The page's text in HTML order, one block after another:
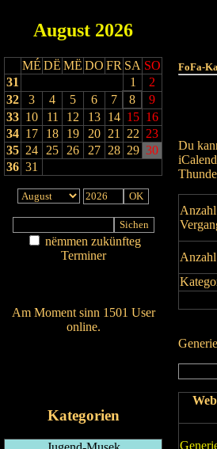
August 2026
MÉ DË MË DO FR SA SO
31
1
2
32
3 4 5 6 7 8
9
33 10 11 12 13 14 15 16
34 17 18 19 20 21 22 23
35 24 25 26 27 28 29 30
36 31
nëmmen zukünfteg
Terminer
Am Moment sinn 1501 User
online.
Kategorien
FoFa-
Du